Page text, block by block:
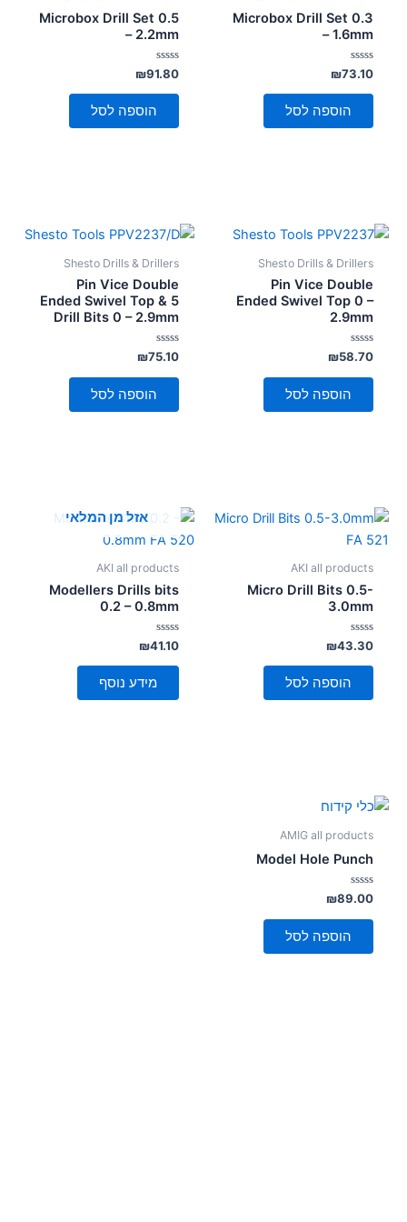
font_download סמן קישורים
לאפס
האפשרויות
Microbox Drill Set 0.3
– 1.6mm
דורג
0
מתוך
₪73.10
הוספה לסל
Microbox Drill Set 0.5
– 2.2mm
דורג
0
מתוך
₪91.80
הוספה לסל
Shesto Drills & Drillers
Pin Vice Double
Ended Swivel Top 0 –
2.9mm
דורג
0
מתוך
₪58.70
הוספה לסל
Shesto Drills & Drillers
Pin Vice Double
Ended Swivel Top & 5
Drill Bits 0 – 2.9mm
דורג
0
מתוך
₪75.10
הוספה לסל
AKI all products
Micro Drill Bits 0.5-
3.0mm
דורג
0
מתוך
₪43.30
הוספה לסל
אזל מן המלאי
AKI all products
Modellers Drills bits
0.2 – 0.8mm
דורג
0
מתוך
₪41.10
מידע נוסף
AMIG all products
Model Hole Punch
דורג
0
מתוך
₪89.00
הוספה לסל